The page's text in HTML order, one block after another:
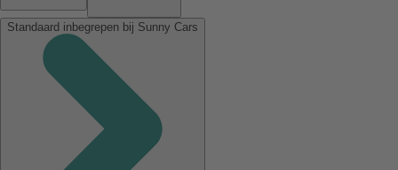
Standaard inbegrepen bij Sunny Cars